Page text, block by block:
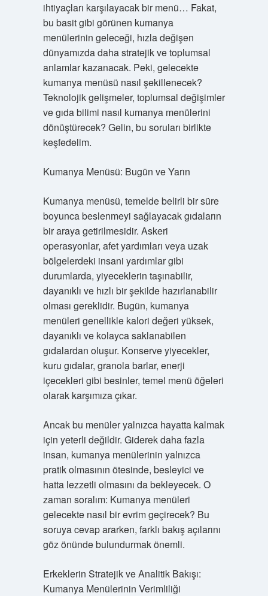
ihtiyaçları karşılayacak bir menü… Fakat,
bu basit gibi görünen kumanya
menülerinin geleceği, hızla değişen
dünyamızda daha stratejik ve toplumsal
anlamlar kazanacak. Peki, gelecekte
kumanya menüsü nasıl şekillenecek?
Teknolojik gelişmeler, toplumsal değişimler
ve gıda bilimi nasıl kumanya menülerini
dönüştürecek? Gelin, bu soruları birlikte
keşfedelim.
Kumanya Menüsü: Bugün ve Yarın
Kumanya menüsü, temelde belirli bir süre
boyunca beslenmeyi sağlayacak gıdaların
bir araya getirilmesidir. Askeri
operasyonlar, afet yardımları veya uzak
bölgelerdeki insani yardımlar gibi
durumlarda, yiyeceklerin taşınabilir,
dayanıklı ve hızlı bir şekilde hazırlanabilir
olması gereklidir. Bugün, kumanya
menüleri genellikle kalori değeri yüksek,
dayanıklı ve kolayca saklanabilen
gıdalardan oluşur. Konserve yiyecekler,
kuru gıdalar, granola barlar, enerji
içecekleri gibi besinler, temel menü öğeleri
olarak karşımıza çıkar.
Ancak bu menüler yalnızca hayatta kalmak
için yeterli değildir. Giderek daha fazla
insan, kumanya menülerinin yalnızca
pratik olmasının ötesinde, besleyici ve
hatta lezzetli olmasını da bekleyecek. O
zaman soralım: Kumanya menüleri
gelecekte nasıl bir evrim geçirecek? Bu
soruya cevap ararken, farklı bakış açılarını
göz önünde bulundurmak önemli.
Erkeklerin Stratejik ve Analitik Bakışı:
Kumanya Menülerinin Verimliliği